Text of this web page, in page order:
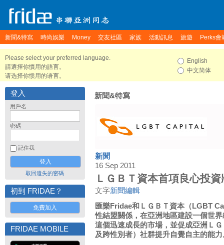
新聞&特寫 時尚娛樂 Money 交友社區 家族 活動訊息 旅遊 Perks會
Please select your preferred language.
請選擇你慣用的語言。
请选择你惯用的语言。
English
中文简体
登入
用戶名
密碼
記住我
取回遺失的密碼
初到 FRIDAE？
免費加入
FRIDAE MOBILE
新聞&特寫
新聞
16 Sep 2011
ＬＧＢＴ資本首項良心投
文字新聞編輯
匯樂Fridae和ＬＧＢＴ資本（LGBT
性結盟關係，在亞洲地區建設一個世
這個迅速成長的市場，並促成亞洲Ｌ
及跨性別者）社群提升自覺自主的能力